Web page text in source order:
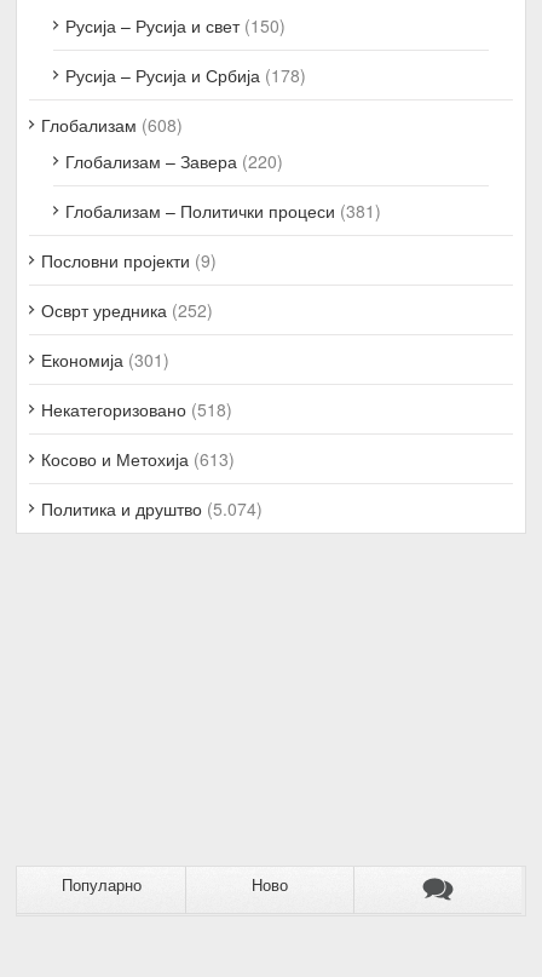
Русија – Русија и свет(150)
Русија – Русија и Србија (178)
Глобализам (608)
Глобализам – Завера (220)
Глобализам – Политички процеси (381)
Пословни пројекти (9)
Осврт уредника (252)
Економија (301)
Некатегоризовано (518)
Косово и Метохија (613)
Политика и друштво (5.074)
Популарно Ново